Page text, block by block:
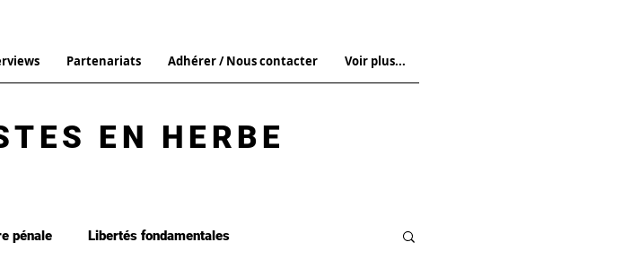
Partenariats Adhérer / Nous contacter Voir plus...
EN HERBE
pénale Libertés fondamentales